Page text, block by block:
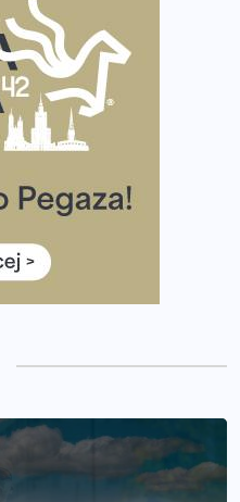
na weekend z
Warszawskiego.
uczestników
– praktyczny
wystarczą? Jak
Nocny Portowy Maraton
co warto wiedzieć